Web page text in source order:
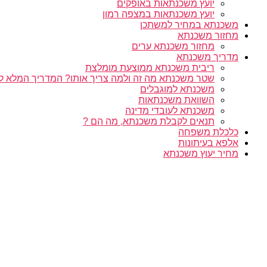
יועץ משכנתאות באופקים
יועץ משכנתאות במצפה רמון
משכנתא במחיר למשתכן
מחזור משכנתא
מחזור משכנתא ערים
מדריך משכנתא
ריבית משכנתא ממוצעת מומלצת
שטר משכנתא מה זה ולמה צריך אותו? המדריך המלא
משכנתא למוגבלים
השוואת משכנתאות
משכנתא לעובדי מדינה
תנאים לקבלת משכנתא, מה הם ?
כלכלת משפחה
אלפא בעיתונות
מחיר יעוץ משכנתא